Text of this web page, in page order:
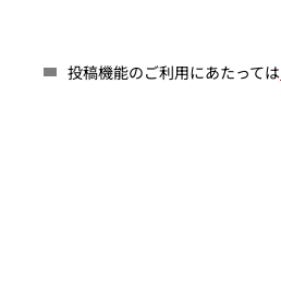
投稿機能のご利用にあたっては